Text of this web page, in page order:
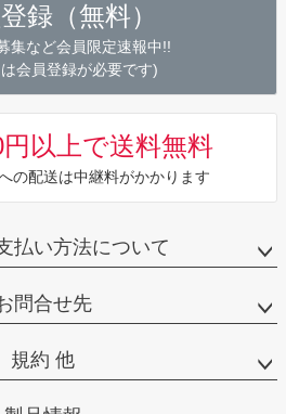
録（無料）
集など会員限定速報中!!
会員登録が必要です)
以上で送料無料
の配送は中継料がかかります
払い方法について
問合せ先
規約 他